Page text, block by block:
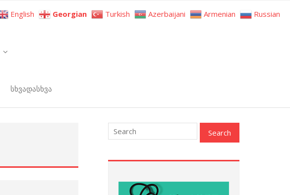
სხვადასხვა
English Georgian Turkish Azerbaijani Armenian Russian